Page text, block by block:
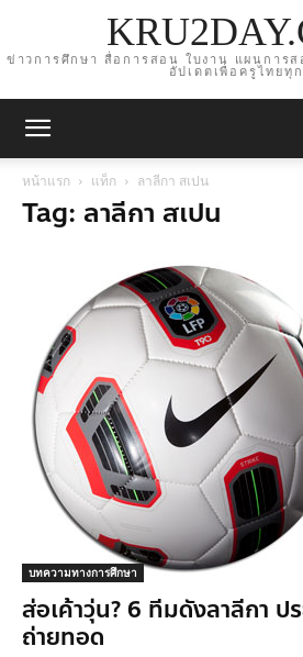
ข่าวการศึกษา สื่อการสอน ใบงาน แผนการ
อัปเดตเพื่อครูไทยทุ
หน้าแรก แท็ก ลาลีกา สเปน
Tag: ลาลีกา สเปน
บทความทางการศึกษา
ส่อเค้าวุ่น? 6 ทีมดังลาลีกา ป
ถ่ายทอด